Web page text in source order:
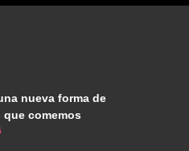
nueva forma de
comemos